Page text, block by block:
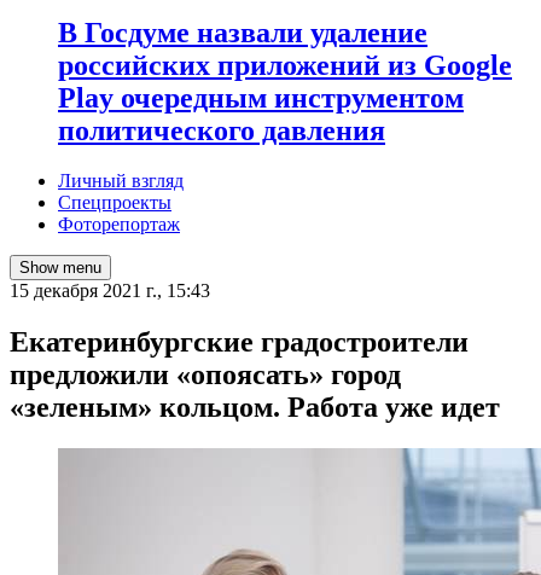
В Госдуме назвали удаление
российских приложений из Google
Play очередным инструментом
политического давления
Личный взгляд
Спецпроекты
Фоторепортаж
Show menu
15 декабря 2021 г., 15:43
​Екатеринбургские градостроители
предложили «опоясать» город
«зеленым» кольцом. Работа уже идет